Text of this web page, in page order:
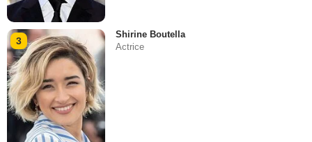
3
Shirine Boutella
Actrice